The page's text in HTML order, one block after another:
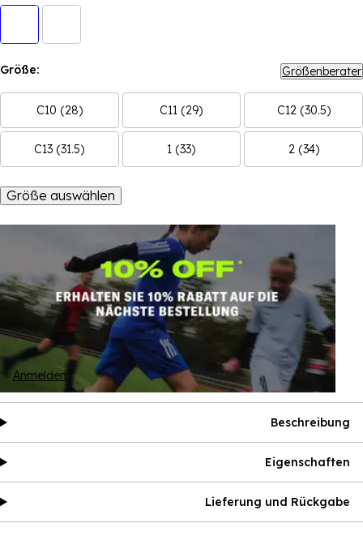
Größe: Größenberater
C10 (28) C11 (29) C12 (30.5)
C13 (31.5) 1 (33) 2 (34)
Größe auswählen
Anmelden
Beschreibung
Eigenschaften
Lieferung und Rückgabe